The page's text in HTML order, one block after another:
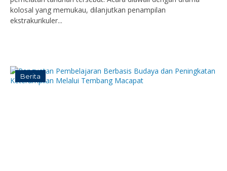
kolosal yang memukau, dilanjutkan penampilan
ekstrakurikuler...
Berita